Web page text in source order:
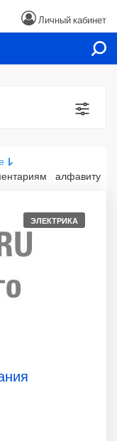
Личный кабинет
алфавиту
ЭЛЕКТРИКА